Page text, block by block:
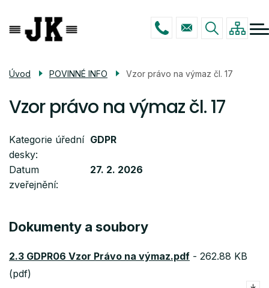
hlavnímu
navigace
STUDIUM
KONTAKTY
Úvod POVINNÉ INFO Vzor právo na výmaz čl. 17
Vzor právo na výmaz čl. 17
Kategorie úřední
desky
GDPR
Datum
zveřejnění
27. 2. 2026
Dokumenty a soubory
2.3 GDPR06 Vzor Právo na výmaz.pdf - 262.88 KB
(pdf)